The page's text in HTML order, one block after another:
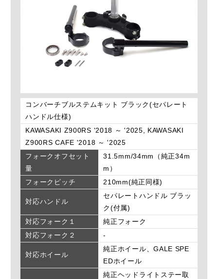
コンバーチブルステムキット ブラック(セパレート
ハンドル仕様)
KAWASAKI Z900RS '2018 ～ '2025, KAWASAKI
Z900RS CAFE '2018 ～ '2025
フォークオフセット
量
31.5mm/34mm（純正34m
m）
フォークピッチ
210mm(純正同様)
対応ハンドル
セパレートハンドル ブラッ
ク(付属)
対応フォーク１
純正フォーク
対応フォーク２
-
対応ホイール
純正ホイール、GALE SPE
EDホイール
純正ヘッドライトステー取